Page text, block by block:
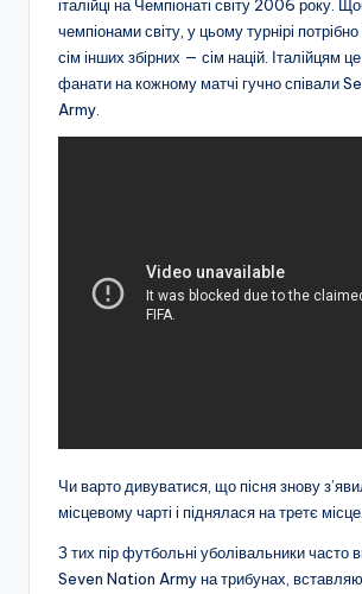
італійці на Чемпіонаті світу 2006 року.
чемпіонами світу, у цьому турнірі
сім інших збірних — сім націй. Італійцям
фанати на кожному матчі гучно співали
Army.
Чи варто дивуватися, що пісня знову
місцевому чарті і піднялася на третє місце.
З тих пір футбольні уболівальники часто
Seven Nation Army на трибунах,